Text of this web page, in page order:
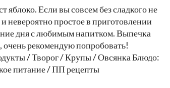
яблоко. Если вы совсем без сладкого не
невероятно простое в приготовлении
дня с любимым напитком. Выпечка
очень рекомендую попробовать!
/ Творог / Крупы / Овсянка Блюдо:
питание / ПП рецепты